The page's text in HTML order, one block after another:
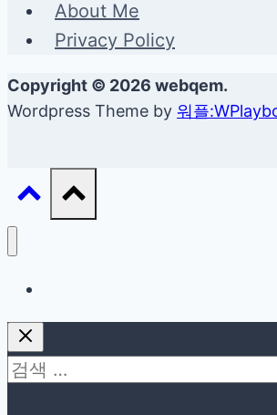
About Me
Privacy Policy
Copyright © 2026 webqem.
Wordpress Theme by 워플
검